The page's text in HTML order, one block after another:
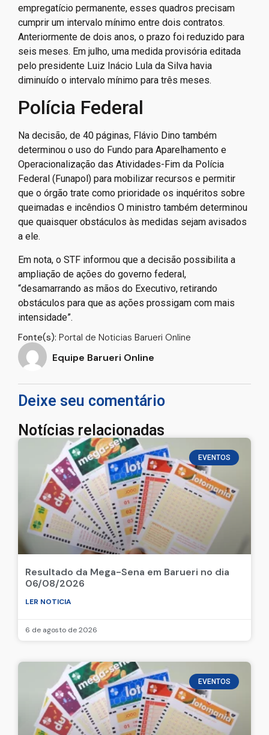
empregatício permanente, esses quadros precisam
cumprir um intervalo mínimo entre dois contratos.
Anteriormente de dois anos, o prazo foi reduzido para
seis meses. Em julho, uma medida provisória editada
pelo presidente Luiz Inácio Lula da Silva havia
diminuído o intervalo mínimo para três meses.
Polícia Federal
Na decisão, de 40 páginas, Flávio Dino também
determinou o uso do Fundo para Aparelhamento e
Operacionalização das Atividades-Fim da Polícia
Federal (Funapol) para mobilizar recursos e permitir
que o órgão trate como prioridade os inquéritos sobre
queimadas e incêndios O ministro também determinou
que quaisquer obstáculos às medidas sejam avisados
a ele.
Em nota, o STF informou que a decisão possibilita a
ampliação de ações do governo federal,
“desamarrando as mãos do Executivo, retirando
obstáculos para que as ações prossigam com mais
intensidade”.
Fonte(s): Portal de Noticias Barueri Online
Equipe Barueri Online
Deixe seu comentário
Notícias relacionadas
EVENTOS
Resultado da Mega-Sena em Barueri no dia
06/08/2026
LER NOTICIA
6 de agosto de 2026
EVENTOS